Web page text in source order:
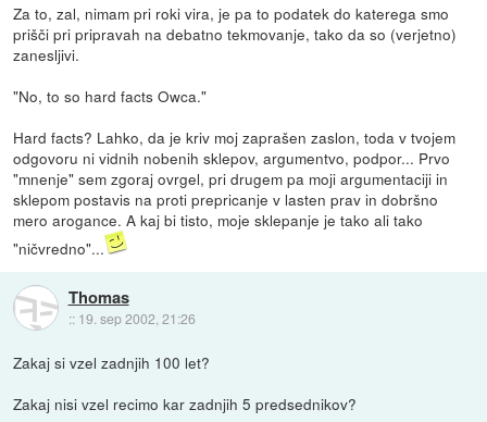
Za to, zal, nimam pri roki vira, je pa to podatek do katerega smo
prišči pri pripravah na debatno tekmovanje, tako da so (verjetno)
zanesljivi.
"No, to so hard facts Owca."
Hard facts? Lahko, da je kriv moj zaprašen zaslon, toda v tvojem
odgovoru ni vidnih nobenih sklepov, argumentvo, podpor... Prvo
"mnenje" sem zgoraj ovrgel, pri drugem pa moji argumentaciji in
sklepom postavis na proti prepricanje v lasten prav in dobršno
mero arogance. A kaj bi tisto, moje sklepanje je tako ali tako
"ničvredno"...
Thomas
:: 19. sep 2002, 21:26
Zakaj si vzel zadnjih 100 let?
Zakaj nisi vzel recimo kar zadnjih 5 predsednikov?